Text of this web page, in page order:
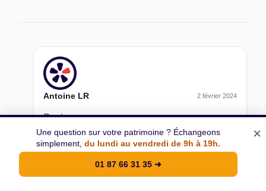
Antoine LR 2 février 2024
Bonjour,
Que pensez-vous du produit structuré
Eiffel Rendement commercialisé par SG?
Merci par avance. Cordialement
Une question sur votre patrimoine ? Échangeons
simplement, du lundi au vendredi de 9h à 19h.
01 87 66 31 35 ➜
×